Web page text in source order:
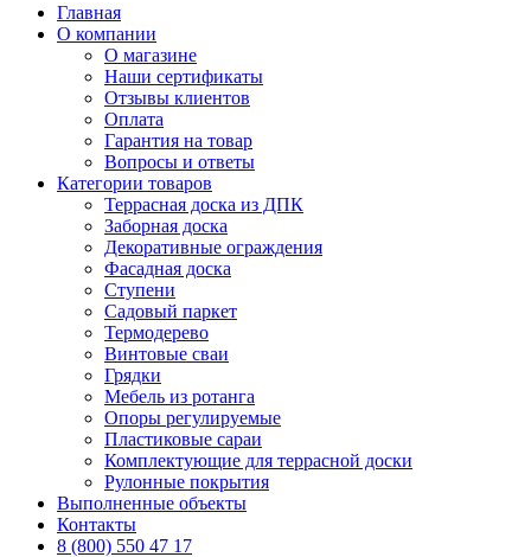
Главная
О компании
О магазине
Наши сертификаты
Отзывы клиентов
Оплата
Гарантия на товар
Вопросы и ответы
Категории товаров
Террасная доска из ДПК
Заборная доска
Декоративные ограждения
Фасадная доска
Ступени
Садовый паркет
Термодерево
Винтовые сваи
Грядки
Мебель из ротанга
Опоры регулируемые
Пластиковые сараи
Комплектующие для террасной доски
Рулонные покрытия
Выполненные объекты
Контакты
8 (800) 550 47 17